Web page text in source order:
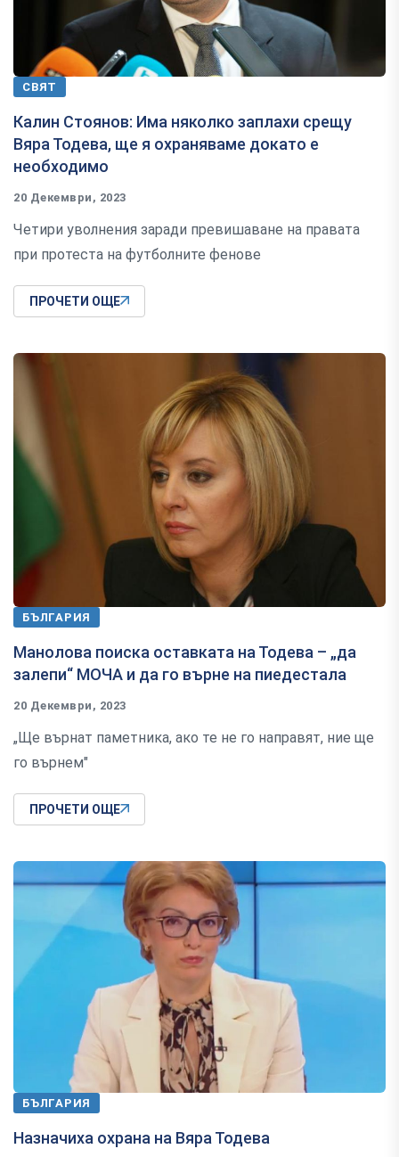
СВЯТ
Калин Стоянов: Има няколко заплахи срещу
Вяра Тодева, ще я охраняваме докато е
необходимо
20 Декември, 2023
Четири уволнения заради превишаване на правата
при протеста на футболните фенове
ПРОЧЕТИ ОЩЕ
БЪЛГАРИЯ
Манолова поиска оставката на Тодева – „да
залепи“ МОЧА и да го върне на пиедестала
20 Декември, 2023
„Ще върнат паметника, ако те не го направят, ние ще
го върнем"
ПРОЧЕТИ ОЩЕ
БЪЛГАРИЯ
Назначиха охрана на Вяра Тодева